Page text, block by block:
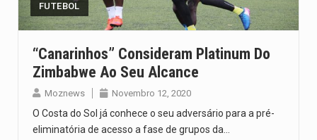
FUTEBOL
“Canarinhos” Consideram Platinum Do
Zimbabwe Ao Seu Alcance
Moznews Novembro 12, 2020
O Costa do Sol já conhece o seu adversário para a pré-
eliminatória de acesso a fase de grupos da…